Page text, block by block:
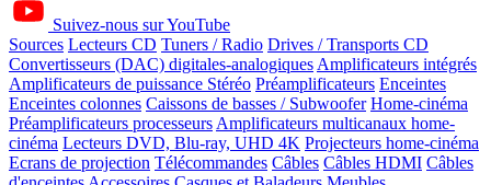
Suivez-nous sur YouTube
Sources Lecteurs CD Tuners / Radio Drives / Transports CD
Convertisseurs (DAC) digitales-analogiques Amplificateurs intégrés
Amplificateurs de puissance Stéréo Préamplificateurs Enceintes
Enceintes colonnes Caissons de basses / Subwoofer Home-cinéma
Préamplificateurs processeurs Amplificateurs multicanaux home-
cinéma Lecteurs DVD, Blu-ray, UHD 4K Projecteurs home-cinéma
Ecrans de projection Télécommandes Câbles Câbles HDMI Câbles